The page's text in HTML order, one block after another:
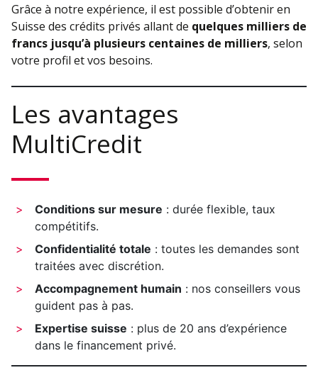
Grâce à notre expérience, il est possible d’obtenir en
Suisse des crédits privés allant de quelques milliers de
francs jusqu’à plusieurs centaines de milliers, selon
votre profil et vos besoins.
Les avantages
MultiCredit
Conditions sur mesure : durée flexible, taux
compétitifs.
Confidentialité totale : toutes les demandes sont
traitées avec discrétion.
Accompagnement humain : nos conseillers vous
guident pas à pas.
Expertise suisse : plus de 20 ans d’expérience
dans le financement privé.